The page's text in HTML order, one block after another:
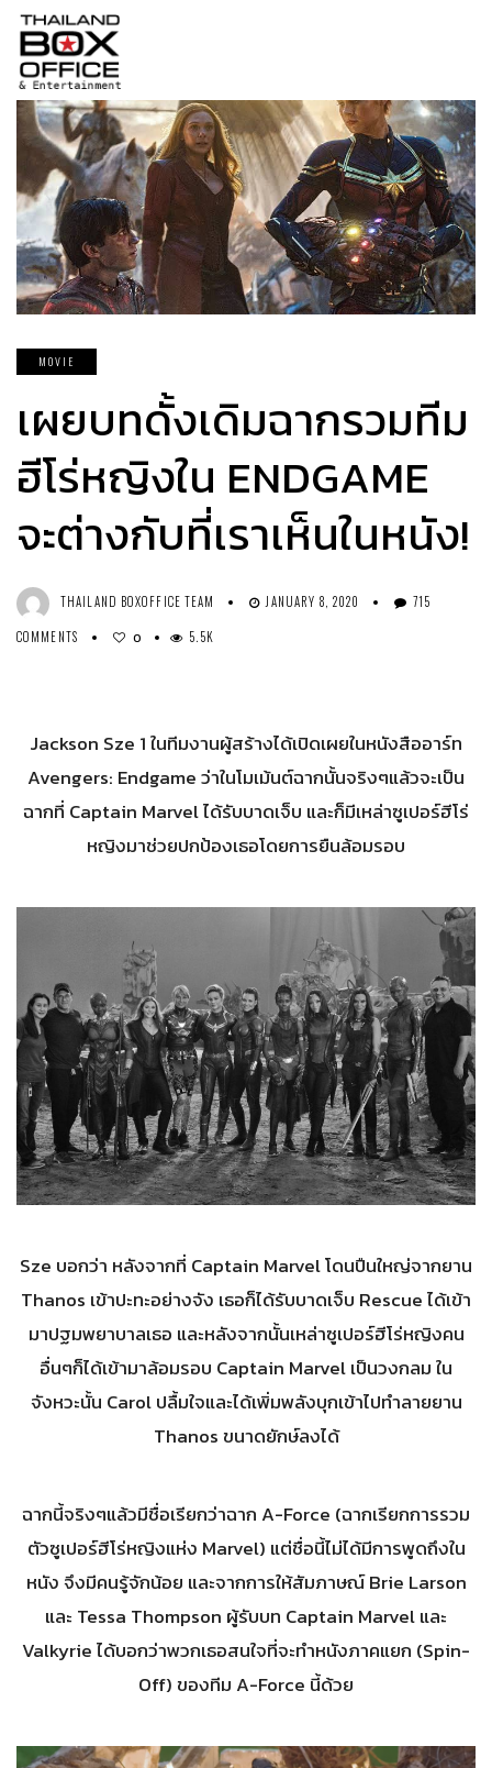
MOVIE
เผยบทดั้งเดิมฉากรวมทีม
ฮีโร่หญิงใน ENDGAME
จะต่างกับที่เราเห็นในหนัง!
THAILAND BOXOFFICE TEAM JANUARY 8, 2020
715
COMMENTS
0 5.5K
Jackson Sze 1 ในทีมงานผู้สร้างได้เปิดเผยในหนังสืออาร์ท
Avengers: Endgame ว่าในโมเม้นต์ฉากนั้นจริงๆแล้วจะเป็น
ฉากที่ Captain Marvel ได้รับบาดเจ็บ และก็มีเหล่าซูเปอร์ฮีโร่
หญิงมาช่วยปกป้องเธอโดยการยืนล้อมรอบ
Sze บอกว่า หลังจากที่ Captain Marvel โดนปืนใหญ่จากยาน
Thanos เข้าปะทะอย่างจัง เธอก็ได้รับบาดเจ็บ Rescue ได้เข้า
มาปฐมพยาบาลเธอ และหลังจากนั้นเหล่าซูเปอร์ฮีโร่หญิงคน
อื่นๆก็ได้เข้ามาล้อมรอบ Captain Marvel เป็นวงกลม ใน
จังหวะนั้น Carol ปลื้มใจและได้เพิ่มพลังบุกเข้าไปทำลายยาน
Thanos ขนาดยักษ์ลงได้
ฉากนี้จริงๆแล้วมีชื่อเรียกว่าฉาก A-Force (ฉากเรียกการรวม
ตัวซูเปอร์ฮีโร่หญิงแห่ง Marvel) แต่ชื่อนี้ไม่ได้มีการพูดถึงใน
หนัง จึงมีคนรู้จักน้อย และจากการให้สัมภาษณ์ Brie Larson
และ Tessa Thompson ผู้รับบท Captain Marvel และ
Valkyrie ได้บอกว่าพวกเธอสนใจที่จะทำหนังภาคแยก (Spin-
Off) ของทีม A-Force นี้ด้วย